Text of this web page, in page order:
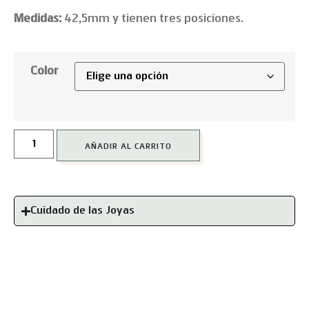
Medidas: 42,5mm y tienen tres posiciones.
Color
AÑADIR AL CARRITO
Cuidado de las Joyas